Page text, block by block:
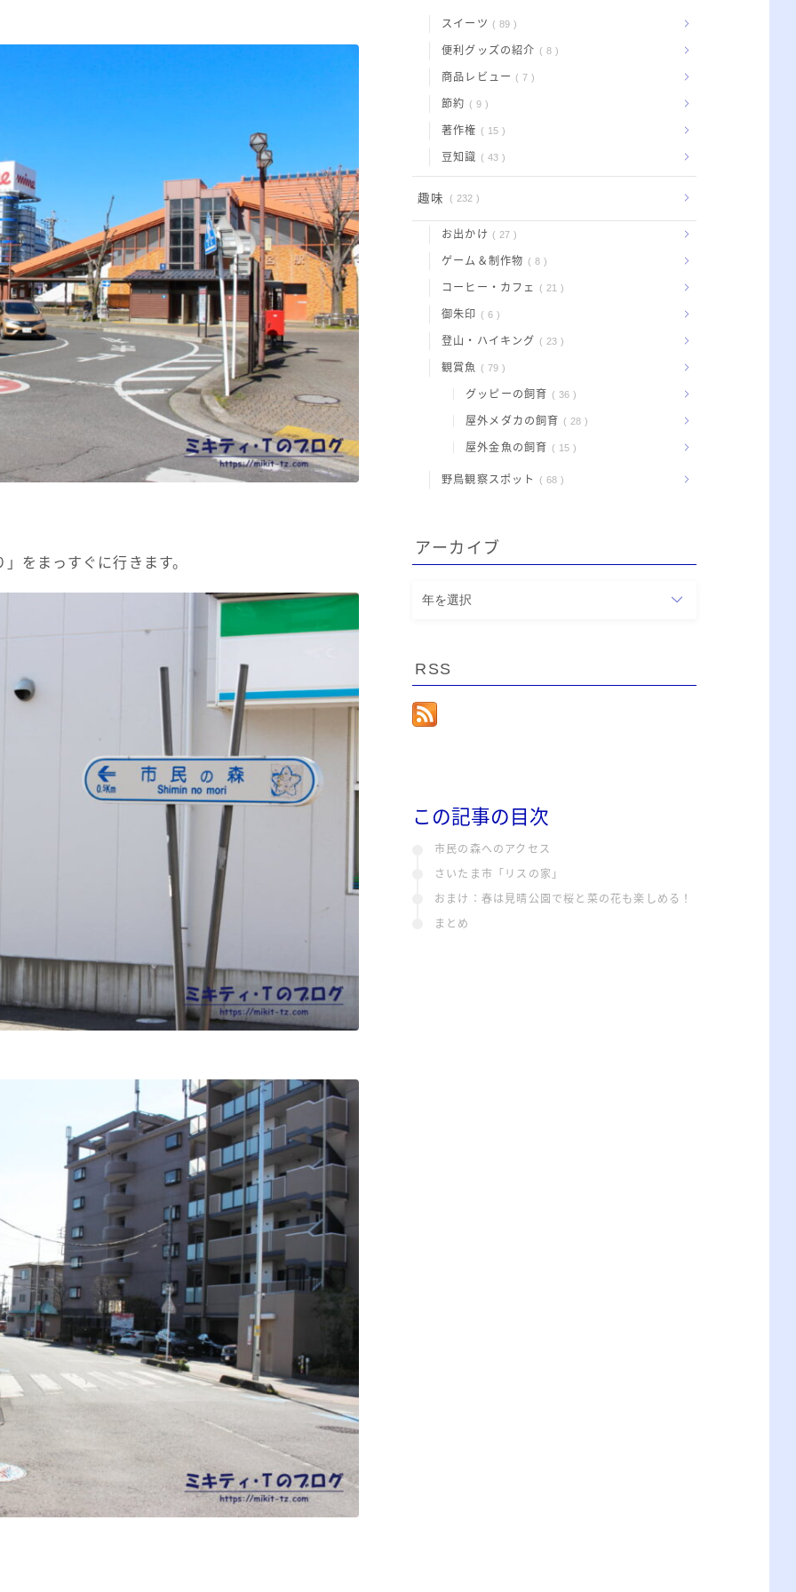
をまっすぐに行きます。
スイーツ 89
便利グッズの紹介 8
商品レビュー 7
節約 9
著作権 15
豆知識 43
趣味 232
お出かけ 27
ゲーム＆制作物 8
コーヒー・カフェ 21
御朱印 6
登山・ハイキング 23
観賞魚 79
グッピーの飼育 36
屋外メダカの飼育 28
屋外金魚の飼育 15
野鳥観察スポット 68
アーカイブ
ア
ブ
RSS
この記事の目次
市民の森へのアクセス
さいたま市「リスの家」
おまけ：春は見晴公園で桜と菜の花も楽しめる！
まとめ